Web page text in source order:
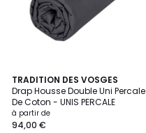
TRADITION DES VOSGES
Drap Housse Double Uni Percale
De Coton - UNIS PERCALE
à partir de
94,00 €
4,5
/ 5
27
Couleurs